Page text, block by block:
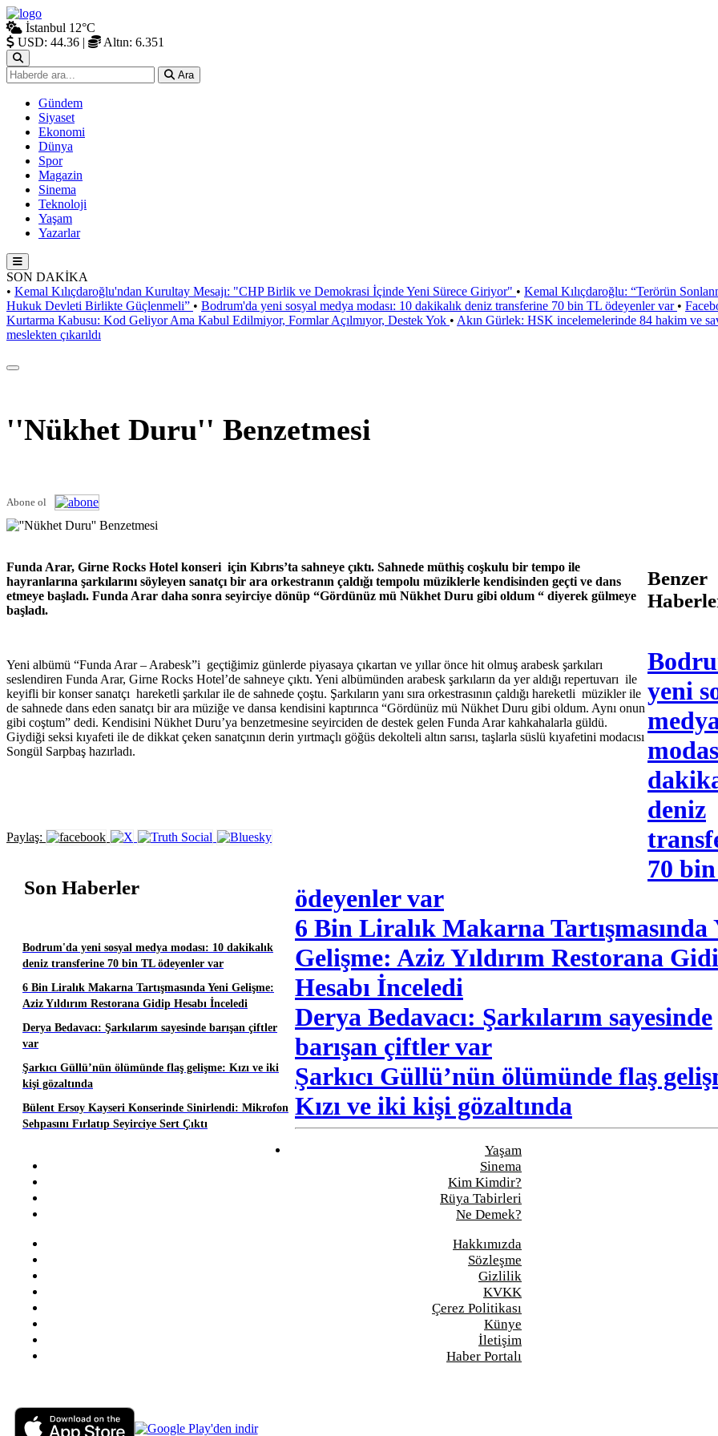
İstanbul 12°C
USD: 44.36 | Altın: 6.351
Ara
Gündem
Siyaset
Ekonomi
Dünya
Spor
Magazin
Sinema
Teknoloji
Yaşam
Yazarlar
SON DAKİKA
• Kemal Kılıçdaroğlu'ndan Kurultay Mesajı: "CHP Birlik ve Demokrasi İçinde Yeni Sürece Giriyor" • Kemal Kılıçdaroğlu: “Terörün
Hukuk Devleti Birlikte Güçlenmeli” • Bodrum'da yeni sosyal medya modası: 10 dakikalık deniz transferine 70 bin TL ödeyenler var •
Kurtarma Kabusu: Kod Geliyor Ama Kabul Edilmiyor, Formlar Açılmıyor, Destek Yok • Akın Gürlek: HSK incelemelerinde 84 hakim ve
meslekten çıkarıldı
''Nükhet Duru'' Benzetmesi
Abone ol
Funda Arar, Girne Rocks Hotel konseri için Kıbrıs’ta sahneye çıktı. Sahnede müthiş coşkulu bir tempo ile
hayranlarına şarkılarını söyleyen sanatçı bir ara orkestranın çaldığı tempolu müziklerle kendisinden geçti ve dans
etmeye başladı. Funda Arar daha sonra seyirciye dönüp “Gördünüz mü Nükhet Duru gibi oldum “ diyerek gülmeye
başladı.
Yeni albümü “Funda Arar – Arabesk”i geçtiğimiz günlerde piyasaya çıkartan ve yıllar önce hit olmuş arabesk şarkıları
seslendiren Funda Arar, Girne Rocks Hotel’de sahneye çıktı. Yeni albümünden arabesk şarkıların da yer aldığı repertuvarı ile
keyifli bir konser sanatçı hareketli şarkılar ile de sahnede çoştu. Şarkıların yanı sıra orkestrasının çaldığı hareketli müzikler ile
de sahnede dans eden sanatçı bir ara müziğe ve dansa kendisini kaptırınca “Gördünüz mü Nükhet Duru gibi oldum. Aynı onun
gibi coştum” dedi. Kendisini Nükhet Duru’ya benzetmesine seyirciden de destek gelen Funda Arar kahkahalarla güldü.
Giydiği seksi kıyafeti ile de dikkat çeken sanatçının derin yırtmaçlı göğüs dekolteli altın sarısı, taşlarla süslü kıyafetini modacısı
Songül Sarpbaş hazırladı.
Paylaş:
Son Haberler
Bodrum'da yeni sosyal medya modası: 10 dakikalık
deniz transferine 70 bin TL ödeyenler var
6 Bin Liralık Makarna Tartışmasında Yeni Gelişme:
Aziz Yıldırım Restorana Gidip Hesabı İnceledi
Derya Bedavacı: Şarkılarım sayesinde barışan çiftler
var
Şarkıcı Güllü’nün ölümünde flaş gelişme: Kızı ve iki
kişi gözaltında
Bülent Ersoy Kayseri Konserinde Sinirlendi: Mikrofon
Sehpasını Fırlatıp Seyirciye Sert Çıktı
Benzer
yeni
deniz
70
ödeyenler var
6 Bin Liralık Makarna Tartışmasında
Gelişme: Aziz Yıldırım Restorana
Hesabı İnceledi
Derya Bedavacı: Şarkılarım sayesinde
barışan çiftler var
Şarkıcı Güllü’nün ölümünde flaş
Kızı ve iki kişi gözaltında
Yaşam
Sinema
Kim Kimdir?
Rüya Tabirleri
Ne Demek?
Hakkımızda
Sözleşme
Gizlilik
KVKK
Çerez Politikası
Künye
İletişim
Haber Portalı